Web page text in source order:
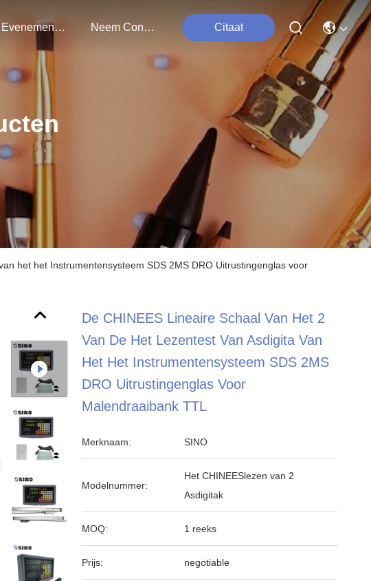
Evenementen Neem Contact Met Ons Op Citaat
het het Instrumentensysteem SDS 2MS DRO Uitrustingenglas voor
De CHINEES Lineaire Schaal Van Het 2
Van De Het Lezentest Van Asdigita Van
Het Het Instrumentensysteem SDS 2MS
DRO Uitrustingenglas Voor
Malendraaibank TTL
Merknaam: SINO
Modelnummer:
Het CHINEESlezen van 2
Asdigitak
MOQ: 1 reeks
Prijs: negotiable